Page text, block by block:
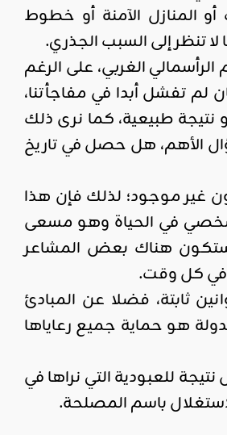
المنازل الآمنة أو خطوط
تنظر إلى السبب الجذري.
الغربي، على الرغم
لم تفشل أبدا في مفاجأتنا،
نتيجة طبيعية، كما نرى ذلك
الأهم، هل حصل في تاريخ
غير موجود؛ لذلك فإن هذا
في الحياة وهو مسعى
ستكون هناك بعض المشاعر
في كل وقت.
ثابتة، فضلا عن المبادئ
هو حماية جميع رعاياها
للعبودية التي نراها في
باسم المصلحة.